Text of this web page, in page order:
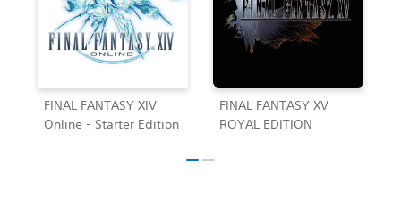
FINAL FANTASY XIV
Online - Starter Edition
FINAL FANTASY XV
ROYAL EDITION